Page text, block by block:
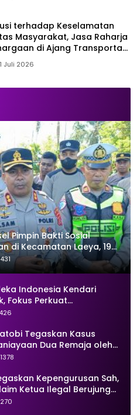
terhadap Keselamatan
Masyarakat, Jasa Raharja
di Ajang Transportasi
2026
Juli 2026
Pimpin Bakti Sosial
di Kecamatan Laeya, 19
Ditambal
Indonesia Kendari
Fokus Perkuat
Tegaskan Kasus
Dua Remaja oleh
Secara
1378
Kepengurusan Sah,
Ketua Ilegal Berujung